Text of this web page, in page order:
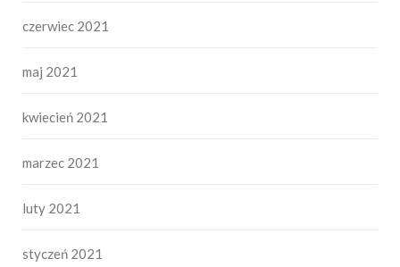
czerwiec 2021
maj 2021
kwiecień 2021
marzec 2021
luty 2021
styczeń 2021